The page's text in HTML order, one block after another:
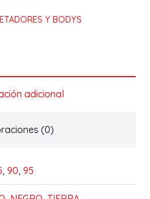
Y BODYS
adicional
(0)
, 90, 95